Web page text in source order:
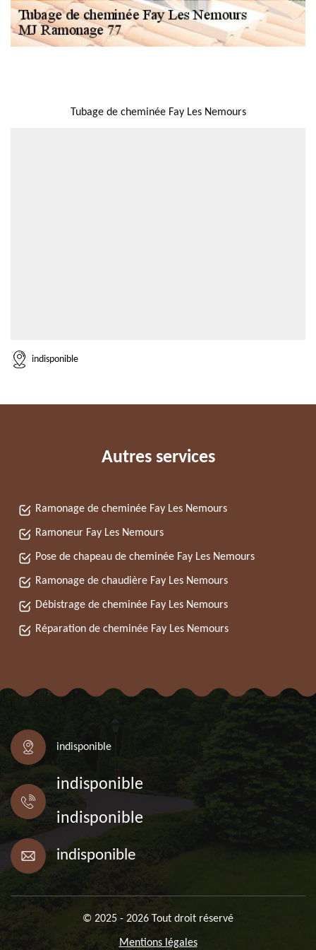
Tubage de cheminée Fay Les Nemours
indisponible
Autres services
Ramonage de cheminée Fay Les Nemours
Ramoneur Fay Les Nemours
Pose de chapeau de cheminée Fay Les Nemours
Ramonage de chaudière Fay Les Nemours
Débistrage de cheminée Fay Les Nemours
Réparation de cheminée Fay Les Nemours
indisponible
indisponible
indisponible
indisponible
© 2025 - 2026 Tout droit réservé
Mentions légales